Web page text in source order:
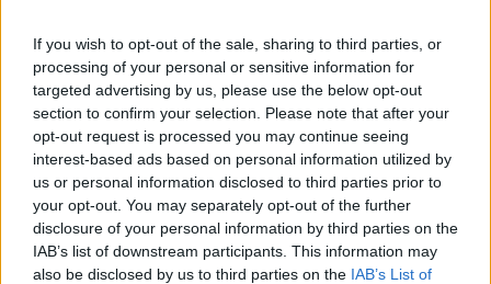
If you wish to opt-out of the sale, sharing to third parties, or
processing of your personal or sensitive information for
targeted advertising by us, please use the below opt-out
section to confirm your selection. Please note that after your
opt-out request is processed you may continue seeing
interest-based ads based on personal information utilized by
us or personal information disclosed to third parties prior to
your opt-out. You may separately opt-out of the further
disclosure of your personal information by third parties on the
IAB’s list of downstream participants. This information may
also be disclosed by us to third parties on the IAB’s List of